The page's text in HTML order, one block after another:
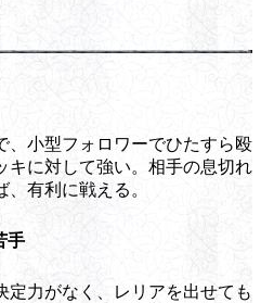
、小型フォロワーでひたすら殴
キに対して強い。相手の息切れ
有利に戦える。
手
定力がなく、レリアを出せても